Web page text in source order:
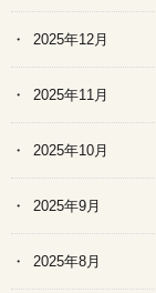
2025年12月
2025年11月
2025年10月
2025年9月
2025年8月